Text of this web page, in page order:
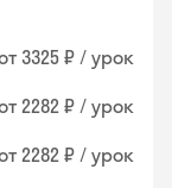
3325 ₽ / урок
2282 ₽ / урок
2282 ₽ / урок